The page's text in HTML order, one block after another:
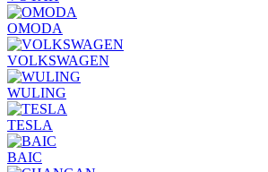
OMODA
VOLKSWAGEN
WULING
TESLA
BAIC